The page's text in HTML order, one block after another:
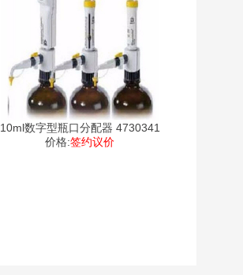
10ml数字型瓶口分配器 4730341
价格:签约议价